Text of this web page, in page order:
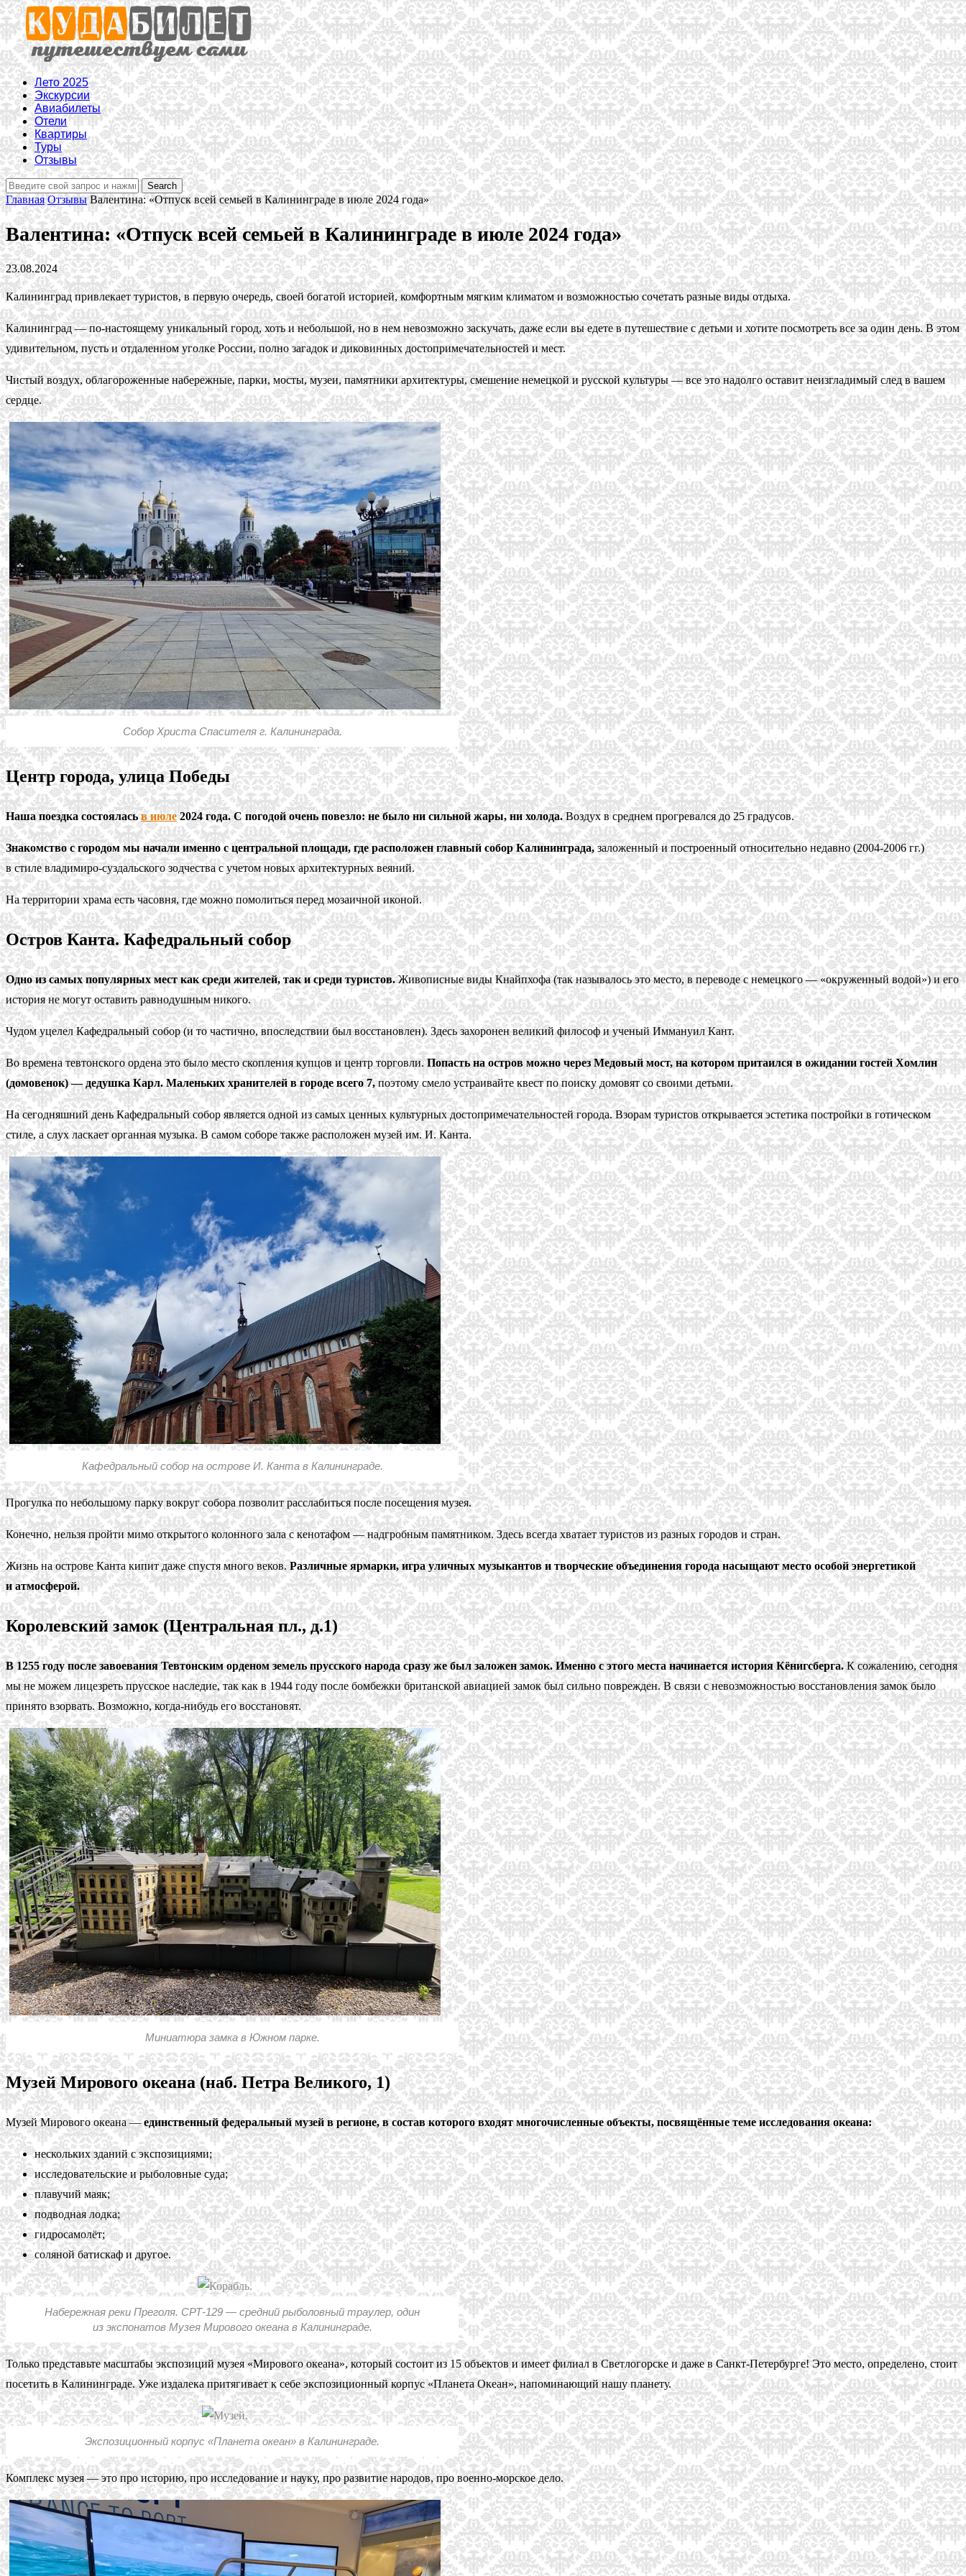
Лето 2025
Экскурсии
Авиабилеты
Отели
Квартиры
Туры
Отзывы
Главная Отзывы Валентина: «Отпуск всей семьей в Калининграде в июле 2024 года»
Валентина: «Отпуск всей семьей в Калининграде в июле 2024 года»
23.08.2024
Калининград привлекает туристов, в первую очередь, своей богатой историей, комфортным мягким климатом и возможностью сочетать разные виды отдыха.
Калининград — по-настоящему уникальный город, хоть и небольшой, но в нем невозможно заскучать, даже если вы едете в путешествие с детьми и хотите посмотреть все за один день. В этом
удивительном, пусть и отдаленном уголке России, полно загадок и диковинных достопримечательностей и мест.
Чистый воздух, облагороженные набережные, парки, мосты, музеи, памятники архитектуры, смешение немецкой и русской культуры — все это надолго оставит неизгладимый след в вашем
сердце.
Собор Христа Спасителя г. Калининграда.
Центр города, улица Победы
Наша поездка состояласьв июле2024 года. С погодой очень повезло: не было ни сильной жары, ни холода.Воздух в среднем прогревался до 25 градусов.
Знакомство с городом мы начали именно с центральной площади, где расположен главный собор Калининграда,заложенный и построенный относительно недавно (2004-2006 гг.)
в стиле владимиро-суздальского зодчества с учетом новых архитектурных веяний.
На территории храма есть часовня, где можно помолиться перед мозаичной иконой.
Остров Канта. Кафедральный собор
Одно из самых популярных мест как среди жителей, так и среди туристов.Живописные виды Кнайпхофа (так называлось это место, в переводе с немецкого — «окруженный водой») и его
история не могут оставить равнодушным никого.
Чудом уцелел Кафедральный собор (и то частично, впоследствии был восстановлен). Здесь захоронен великий философ и ученый Иммануил Кант.
Во времена тевтонского ордена это было место скопления купцов и центр торговли.Попасть на остров можно через Медовый мост, на котором притаился в ожидании гостей Хомлин
(домовенок) — дедушка Карл. Маленьких хранителей в городе всего 7,поэтому смело устраивайте квест по поиску домовят со своими детьми.
На сегодняшний день Кафедральный собор является одной из самых ценных культурных достопримечательностей города. Взорам туристов открывается эстетика постройки в готическом
стиле, а слух ласкает органная музыка. В самом соборе также расположен музей им. И. Канта.
Кафедральный собор на острове И. Канта в Калининграде.
Прогулка по небольшому парку вокруг собора позволит расслабиться после посещения музея.
Конечно, нельзя пройти мимо открытого колонного зала с кенотафом — надгробным памятником. Здесь всегда хватает туристов из разных городов и стран.
Жизнь на острове Канта кипит даже спустя много веков.Различные ярмарки, игра уличных музыкантов и творческие объединения города насыщают место особой энергетикой
и атмосферой.
Королевский замок (Центральная пл., д.1)
В 1255 году после завоевания Тевтонским орденом земель прусского народа сразу же был заложен замок. Именно с этого места начинается история Кёнигсберга.К сожалению, сегодня
мы не можем лицезреть прусское наследие, так как в 1944 году после бомбежки британской авиацией замок был сильно поврежден. В связи с невозможностью восстановления замок было
принято взорвать. Возможно, когда-нибудь его восстановят.
Миниатюра замка в Южном парке.
Музей Мирового океана (наб. Петра Великого, 1)
Музей Мирового океана —единственный федеральный музей в регионе, в состав которого входят многочисленные объекты, посвящённые теме исследования океана:
нескольких зданий с экспозициями;
исследовательские и рыболовные суда;
плавучий маяк;
подводная лодка;
гидросамолёт;
соляной батискаф и другое.
Набережная реки Преголя. СРТ-129 — средний рыболовный траулер, один
из экспонатов Музея Мирового океана в Калининграде.
Только представьте масштабы экспозиций музея «Мирового океана», который состоит из 15 объектов и имеет филиал в Светлогорске и даже в Санкт-Петербурге! Это место, определено, стоит
посетить в Калининграде. Уже издалека притягивает к себе экспозиционный корпус «Планета Океан», напоминающий нашу планету.
Экспозиционный корпус «Планета океан» в Калининграде.
Комплекс музея — это про историю, про исследование и науку, про развитие народов, про военно-морское дело.